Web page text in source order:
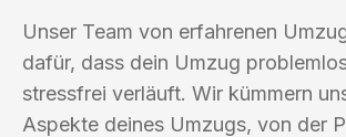
Unser Team von erfahrenen
dafür, dass dein Umzug
stressfrei verläuft. Wir kümmern
Aspekte deines Umzugs, von der